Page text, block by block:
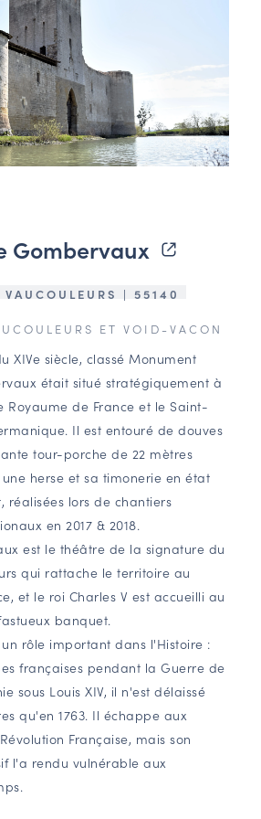
Gombervaux
VAUCOULEURS | 55140
ET VOID-VACON
XIVe siècle, classé Monument
était situé stratégiquement à
Royaume de France et le Saint-
Il est entouré de douves
tour-porche de 22 mètres
herse et sa timonerie en état
réalisées lors de chantiers
en 2017 & 2018.
est le théâtre de la signature du
qui rattache le territoire au
et le roi Charles V est accueilli au
banquet.
rôle important dans l'Histoire :
françaises pendant la Guerre de
sous Louis XIV, il n'est délaissé
qu'en 1763. Il échappe aux
Française, mais son
l'a rendu vulnérable aux